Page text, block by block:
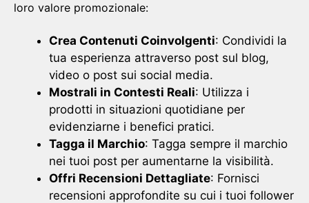
loro valore promozionale:
Crea Contenuti Coinvolgenti: Condividi la
tua esperienza attraverso post sul blog,
video o post sui social media.
Mostrali in Contesti Reali: Utilizza i
prodotti in situazioni quotidiane per
evidenziarne i benefici pratici.
Tagga il Marchio: Tagga sempre il marchio
nei tuoi post per aumentarne la visibilità.
Offri Recensioni Dettagliate: Fornisci
recensioni approfondite su cui i tuoi follower